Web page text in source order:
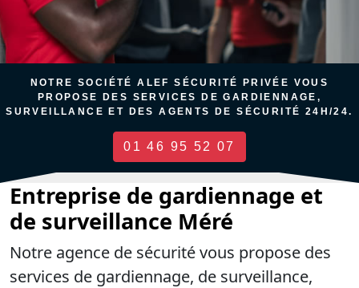
NOTRE SOCIÉTÉ ALEF SÉCURITÉ PRIVÉE VOUS
PROPOSE DES SERVICES DE GARDIENNAGE,
SURVEILLANCE ET DES AGENTS DE SÉCURITÉ 24H/24.
01 46 95 52 07
Entreprise de gardiennage et
de surveillance Méré
Notre agence de sécurité vous propose des
services de gardiennage, de surveillance,